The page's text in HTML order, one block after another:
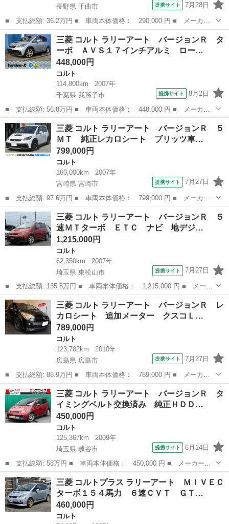
長野県 千曲市
提携サイト 7月28日
■ 支払総額: 36.2万円 ■ 車両本体価格： 290,000 円 ■ メーカー
名： 三菱 ■ 車種名： コルト ■ グレード名： リミテッド コ
ンフォートパック 純正ＣＤデッキ・ＥＴＣ・電格ミラー・ヘッドラ
イトレベライ...
長野 千曲市 コルト
三菱 コルト ラリーアート バージョンＲ タ
ーボ ＡＶＳ１７インチアルミ ロー…
448,000円
コルト
114,800km
2007年
千葉県 我孫子市
提携サイト 8月2日
■ 支払総額: 56.8万円 ■ 車両本体価格： 448,000 円 ■ メーカー
名： 三菱 ■ 車種名： コルト ■ グレード名： ラリーアート
バージョンＲ ターボ ＡＶＳ１７インチアルミ ローダウン ブー
ストメーター...
千葉 我孫子市 コルト
三菱 コルト ラリーアート バージョンＲ ５
ＭＴ 純正レカロシート ブリッツ車…
799,000円
コルト
160,000km
2007年
宮崎県 宮崎市
提携サイト 7月27日
■ 支払総額: 97.6万円 ■ 車両本体価格： 799,000 円 ■ メーカー
名： 三菱 ■ 車種名： コルト ■ グレード名： ラリーアート
バージョンＲ ５ＭＴ 純正レカロシート ブリッツ車高調 １６Ａ
Ｗ ラリーア...
宮崎 宮崎市 コルト
三菱 コルト ラリーアート バージョンＲ ５
速ＭＴターボ ＥＴＣ ナビ 地デジ…
1,215,000円
コルト
62,350km
2007年
埼玉県 東松山市
提携サイト 7月27日
■ 支払総額: 135.8万円 ■ 車両本体価格： 1,215,000 円 ■ メーカ
ー名： 三菱 ■ 車種名： コルト ■ グレード名： ラリーアー
ト バージョンＲ ５速ＭＴターボ ＥＴＣ ナビ 地デジＴＶ ■
排気量：...
埼玉 東松山市 コルト
三菱 コルト ラリーアート バージョンＲ レ
カロシート 追加メーター クスコＬ…
789,000円
コルト
123,782km
2010年
広島県 広島市
提携サイト 7月27日
■ 支払総額: 88.9万円 ■ 車両本体価格： 789,000 円 ■ メーカー
名： 三菱 ■ 車種名： コルト ■ グレード名： ラリーアート
バージョンＲ レカロシート 追加メーター クスコＬＳＤ 車高
調 ＥＴＣ ア...
広島 広島市 コルト
三菱 コルト ラリーアート バージョンＲ タ
イミングベルト交換済み 純正ＨＤＤ…
450,000円
コルト
125,367km
2009年
埼玉県 越谷市
提携サイト 6月14日
■ 支払総額: 58万円 ■ 車両本体価格： 450,000 円 ■ メーカー
名： 三菱 ■ 車種名： コルト ■ グレード名： ラリーアート
バージョンＲ タイミングベルト交換済み 純正ＨＤＤナビ バック
カメラ リアスポ...
埼玉 越谷市 コルト
三菱 コルトプラス ラリーアート ＭＩＶＥＣ
ターボ１５４馬力 ６速ＣＶＴ ＧＴ…
460,000円
コルト